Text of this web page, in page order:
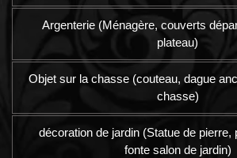
Argenterie (Ménagère, couverts
plateau)
Objet sur la chasse (couteau, dague
chasse)
décoration de jardin (Statue de pierre,
fonte salon de jardin)